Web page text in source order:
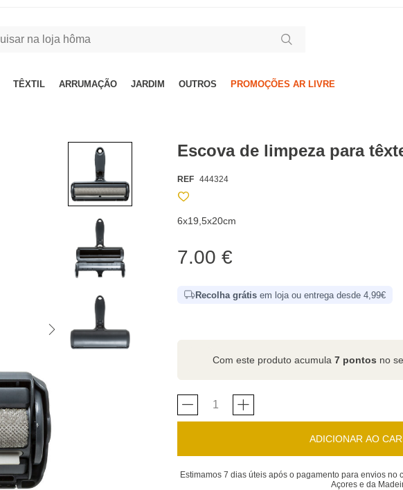
TÊXTIL ARRUMAÇÃO JARDIM OUTROS PROMOÇÕES AR LIVRE
Escova de limpeza para
REF 444324
6x19,5x20cm
7.00 €
Recolha grátis em loja ou entrega desde 4,99€
Com este produto acumula7 pontos no
ADICIONAR AO
Estimamos 7 dias úteis após o pagamento para envios
Açores e da